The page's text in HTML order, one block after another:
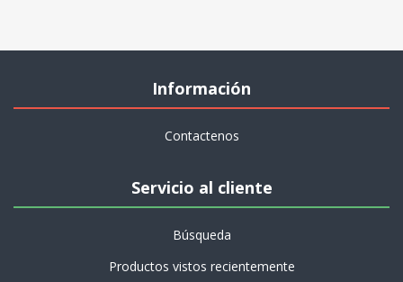
Información
Contactenos
Servicio al cliente
Búsqueda
Productos vistos recientemente